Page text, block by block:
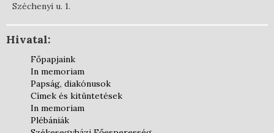
Széchenyi u. 1.
Hivatal:
Főpapjaink
In memoriam
Papság, diakónusok
Címek és kitüntetések
In memoriam
Plébániák